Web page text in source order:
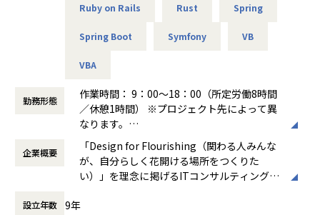
使用スキル：AWS、Windows、Linux
担当工程：基本設計、運用設計、詳細設計、構築、テスト、
移行
担当者：20台後半、男性、入社1年目
-- 官公庁向けインフラ開発 --
使用スキル：VMware、Windows、Linux
担当工程：基本設計、運用設計、詳細設計、構築、テスト、
担当者：30台後半、男性、入社4年目
月1回の面談にてキャリアの方向性をすり合わせながら、案
件を決定します。
「開発経験を積みたい」「設計に挑戦したい」「上流工程を
担当したい」などの
＜ネットワーク部門 想定キャリアパス＞
運用保守 → 構築 → 設計 → セキュリティ・コンサルティング
件を決定します。
「構築に行きたい」「設計に挑戦したい」「セキュリティ分
野を経験したい」などの
Ruby on Rails Rust Spring
Spring Boot Symfony VB
VBA
勤務形態
作業時間： 9：00～18：00（所定労働8時間
／休憩1時間） ※プロジェクト先によって異
なります。
働き方：
固定時間制（9時～18時、10時～19
時など）
時間外労働の有無： 有（月平均0時間～20時
間）
休憩時間： 60分
企業概要
「Design for Flourishing（関わる人みんな
が、自分らしく花開ける場所をつくりた
い）」を理念に掲げるITコンサルティング・
客様をリードする」のではなく、「お客様と
設立年数 9年